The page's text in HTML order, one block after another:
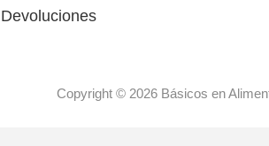
Devoluciones
Copyright © 2026 Básicos en